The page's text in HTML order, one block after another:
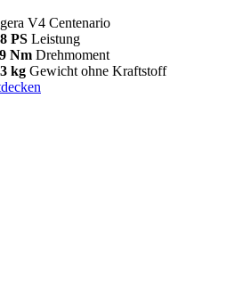
V4 Centenario
PS Leistung
Nm Drehmoment
kg Gewicht ohne Kraftstoff